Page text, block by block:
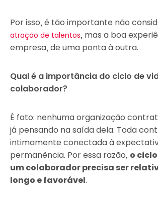
Por isso, é tão importante não
atração de talentos, mas a boa
empresa, de uma ponta à outra.
Qual é a importância do ciclo de
colaborador?
É fato: nenhuma organização
já pensando na saída dela. Toda
intimamente conectada à
permanência. Por essa razão, o
um colaborador precisa ser
longo e favorável.